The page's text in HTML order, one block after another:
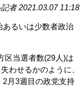
者 2021.03.07 11:18
あるいは少数者政治
区当選者数(29人)は
わせるかのように、
2月3週目の政党支持